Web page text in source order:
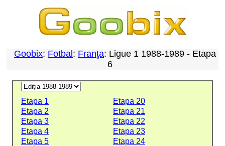
Goobix: Fotbal : Franţa: Ligue 1 1988-1989 - Etapa
6
Etapa 1
Etapa 20
Etapa 2
Etapa 21
Etapa 3
Etapa 22
Etapa 4
Etapa 23
Etapa 5
Etapa 24